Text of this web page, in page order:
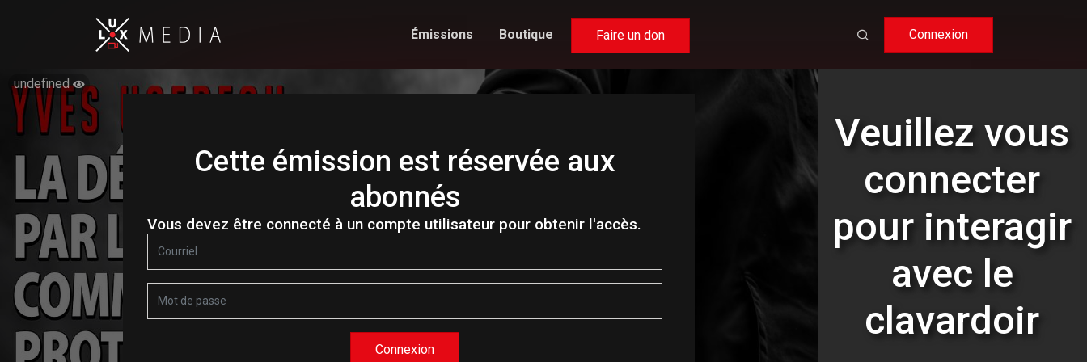
Émissions Boutique Faire un don Connexion
undefined
Veuillez vous
connecter
pour interagir
avec le
clavardoir